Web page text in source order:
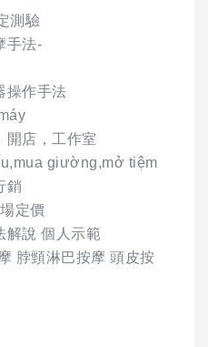
測驗
手法-
操作手法
開店，工作室
giường,mở tiệm
銷
定價
解說 個人示範
脖頸淋巴按摩 頭皮按